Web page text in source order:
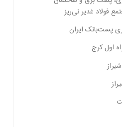
فولاد غدیر نی‌ریز
پست‌بانک ایران
اول کرج